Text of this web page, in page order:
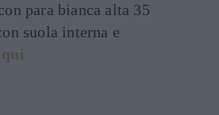
para bianca alta 35
suola interna e